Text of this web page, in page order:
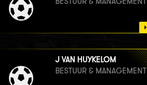
J VAN HUYKELOM
BESTUUR & MANAGEMENT